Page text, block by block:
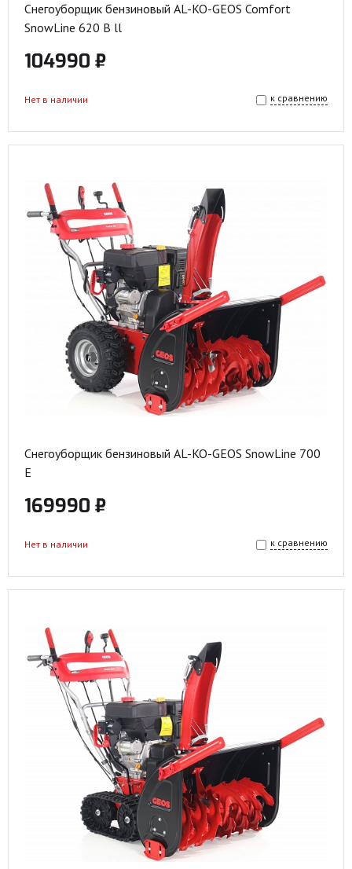
Снегоуборщик бензиновый AL-KO-GEOS Comfort
SnowLine 620 B ll
104990 ₽
к сравнению
Нет в наличии
Снегоуборщик бензиновый AL-KO-GEOS SnowLine 700
E
169990 ₽
к сравнению
Нет в наличии